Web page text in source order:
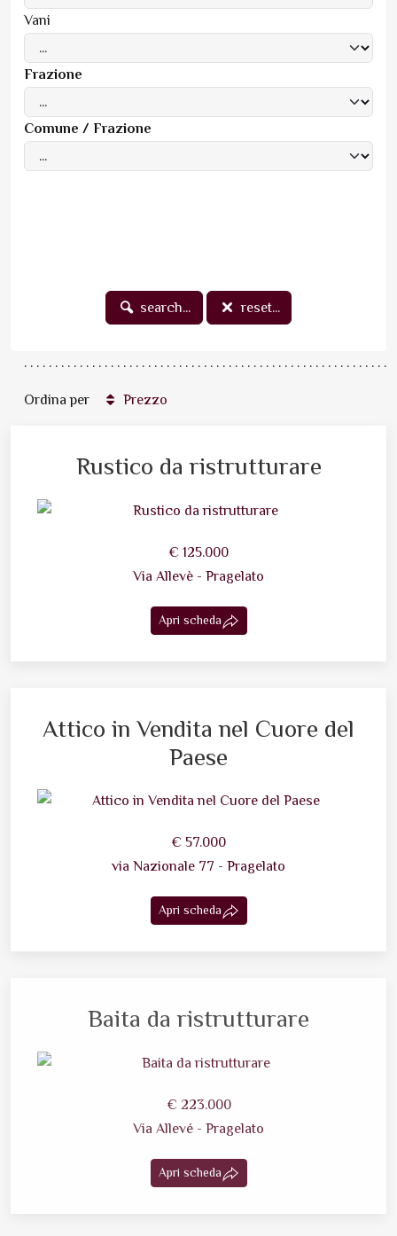
Vani
Frazione
Comune / Frazione
search... reset...
Ordina per Prezzo
Rustico da ristrutturare
€ 125.000
Via Allevè - Pragelato
Apri scheda
Attico in Vendita nel Cuore del
Paese
€ 57.000
via Nazionale 77 - Pragelato
Apri scheda
Baita da ristrutturare
€ 223.000
Via Allevé - Pragelato
Apri scheda